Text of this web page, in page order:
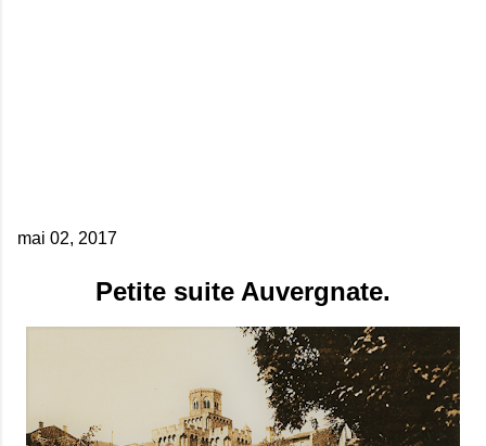
mai 02, 2017
Petite suite Auvergnate.